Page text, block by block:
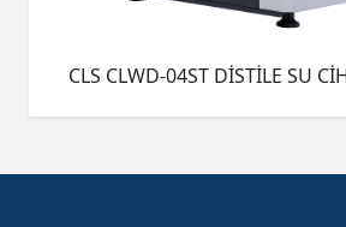
CLS CLWD-04ST DİSTİLE SU